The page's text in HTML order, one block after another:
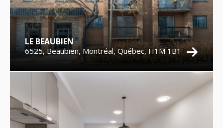
LE BEAUBIEN
6525, Beaubien, Montréal, Québec, H1M 1B1